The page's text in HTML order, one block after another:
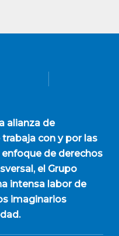
alianza de
con y por las
de derechos
el Grupo
intensa labor de
imaginarios